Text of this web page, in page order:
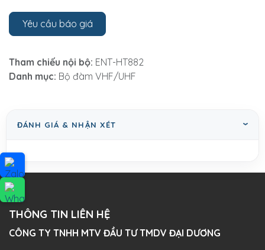
Yêu cầu báo giá
Tham chiếu nội bộ: ENT-HT882
Danh mục: Bộ đàm VHF/UHF
ĐÁNH GIÁ & NHẬN XÉT
THÔNG TIN LIÊN HỆ
CÔNG TY TNHH MTV ĐẦU TƯ TMDV ĐẠI DƯƠNG​